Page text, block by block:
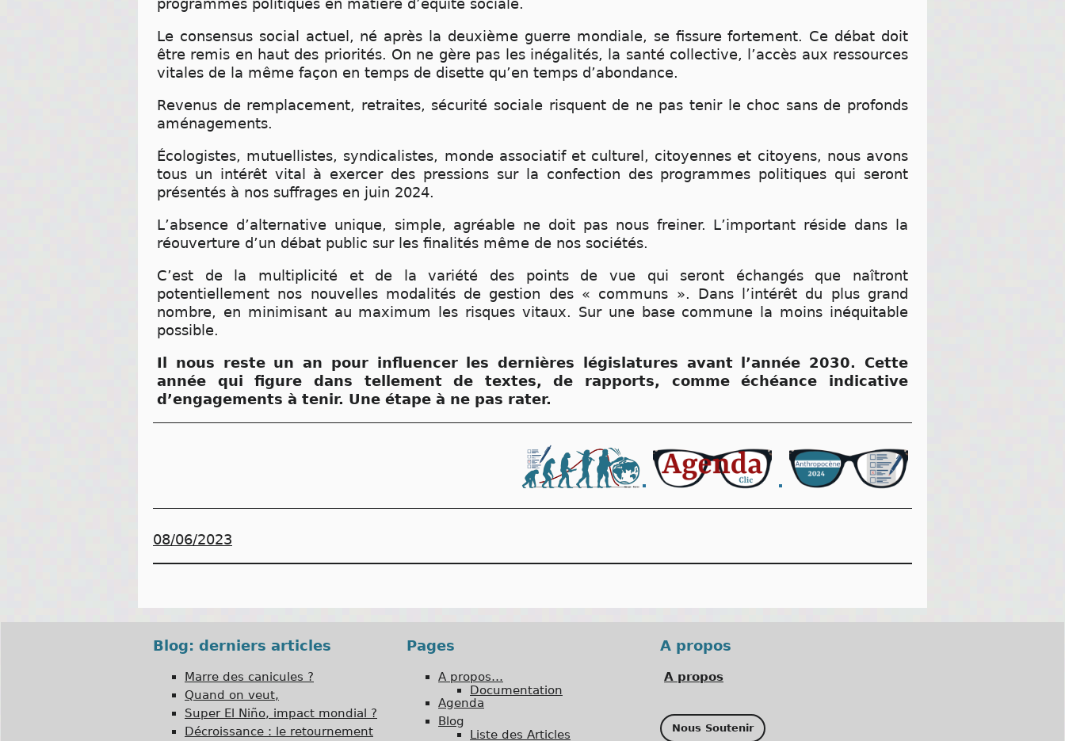
programmes politiques en matière d’équité sociale.
Le consensus social actuel, né après la deuxième guerre mondiale, se fissure fortement. Ce débat doit
être remis en haut des priorités. On ne gère pas les inégalités, la santé collective, l’accès aux ressources
vitales de la même façon en temps de disette qu’en temps d’abondance.
Revenus de remplacement, retraites, sécurité sociale risquent de ne pas tenir le choc sans de profonds
aménagements.
Écologistes, mutuellistes, syndicalistes, monde associatif et culturel, citoyennes et citoyens, nous avons
tous un intérêt vital à exercer des pressions sur la confection des programmes politiques qui seront
présentés à nos suffrages en juin 2024.
L’absence d’alternative unique, simple, agréable ne doit pas nous freiner. L’important réside dans la
réouverture d’un débat public sur les finalités même de nos sociétés.
C’est de la multiplicité et de la variété des points de vue qui seront échangés que naîtront
potentiellement nos nouvelles modalités de gestion des « communs ». Dans l’intérêt du plus grand
nombre, en minimisant au maximum les risques vitaux. Sur une base commune la moins inéquitable
possible.
Il nous reste un an pour influencer les dernières législatures avant l’année 2030. Cette
année qui figure dans tellement de textes, de rapports, comme échéance indicative
d’engagements à tenir. Une étape à ne pas rater.
08/06/2023
Blog: derniers articles
Marre des canicules ?
Quand on veut,
Super El Niño, impact mondial ?
Décroissance : le retournement
Pages
A propos…
Documentation
Agenda
Blog
Liste des Articles
A propos
A propos
Nous Soutenir